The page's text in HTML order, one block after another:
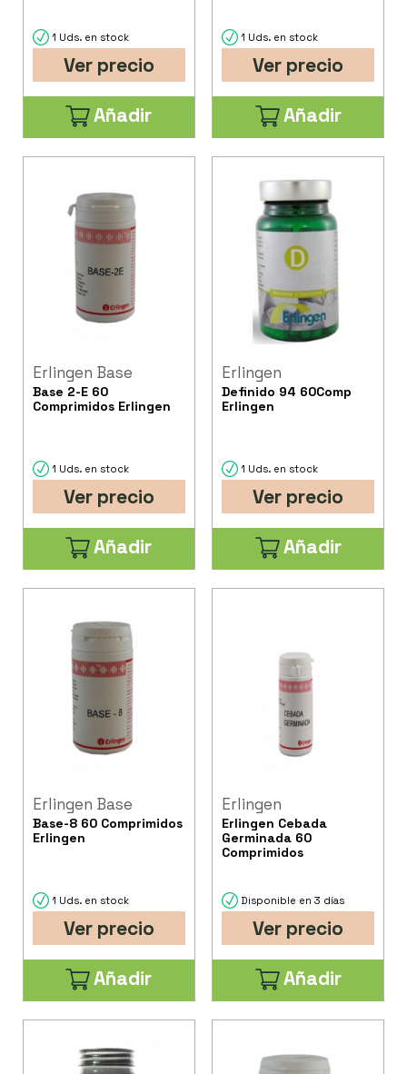
1 Uds. en stock
Ver precio
Añadir
1 Uds. en stock
Ver precio
Añadir
Erlingen Base
Base 2-E 60
Comprimidos Erlingen
1 Uds. en stock
Ver precio
Añadir
Erlingen
Definido 94 60Comp
Erlingen
1 Uds. en stock
Ver precio
Añadir
Erlingen Base
Base-8 60 Comprimidos
Erlingen
1 Uds. en stock
Ver precio
Añadir
Erlingen
Erlingen Cebada
Germinada 60
Comprimidos
Disponible en 3 días
Ver precio
Añadir